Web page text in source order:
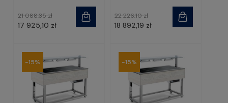
17 925,10 zł
21 088,35 zł
18 892,19 zł
22 226,10 zł
-15% -15%